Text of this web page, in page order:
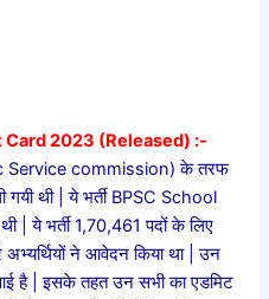
2023 (Released) :-
Service commission) के तरफ
गयी थी | ये भर्ती BPSC School
| ये भर्ती 1,70,461 पदों के लिए
अभ्यर्थियों ने आवेदन किया था | उन
है | इसके तहत उन सभी का एडमिट